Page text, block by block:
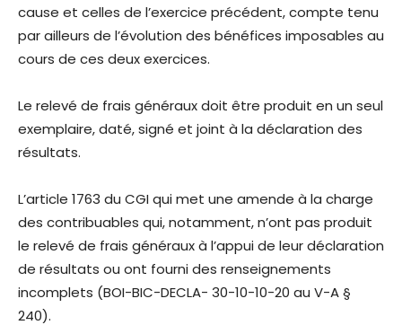
cause et celles de l’exercice précédent, compte tenu
par ailleurs de l’évolution des bénéfices imposables au
cours de ces deux exercices.
Le relevé de frais généraux doit être produit en un seul
exemplaire, daté, signé et joint à la déclaration des
résultats.
L’article 1763 du CGI qui met une amende à la charge
des contribuables qui, notamment, n’ont pas produit
le relevé de frais généraux à l’appui de leur déclaration
de résultats ou ont fourni des renseignements
incomplets (BOI-BIC-DECLA- 30-10-10-20 au V-A §
240).